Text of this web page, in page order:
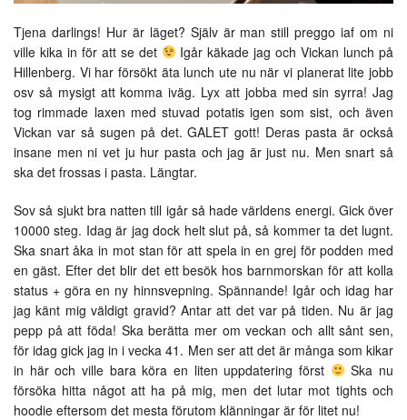
Tjena darlings! Hur är läget? Själv är man still preggo iaf om ni
ville kika in för att se det
Igår käkade jag och Vickan lunch på
Hillenberg. Vi har försökt äta lunch ute nu när vi planerat lite jobb
osv så mysigt att komma iväg. Lyx att jobba med sin syrra! Jag
tog rimmade laxen med stuvad potatis igen som sist, och även
Vickan var så sugen på det. GALET gott! Deras pasta är också
insane men ni vet ju hur pasta och jag är just nu. Men snart så
ska det frossas i pasta. Längtar.
Sov så sjukt bra natten till igår så hade världens energi. Gick över
10000 steg. Idag är jag dock helt slut på, så kommer ta det lugnt.
Ska snart åka in mot stan för att spela in en grej för podden med
en gäst. Efter det blir det ett besök hos barnmorskan för att kolla
status + göra en ny hinnsvepning. Spännande! Igår och idag har
jag känt mig väldigt gravid? Antar att det var på tiden. Nu är jag
pepp på att föda! Ska berätta mer om veckan och allt sånt sen,
för idag gick jag in i vecka 41. Men ser att det är många som kikar
in här och ville bara köra en liten uppdatering först
Ska nu
försöka hitta något att ha på mig, men det lutar mot tights och
hoodie eftersom det mesta förutom klänningar är för litet nu!